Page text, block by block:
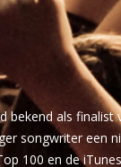
als finalist
songwriter een
100 en de